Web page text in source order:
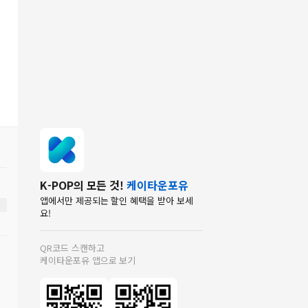
K-POP의 모든 것! 케이타운포유
앱에서만 제공되는 할인 혜택을 받아 보세
요!
QR코드 스캔하고
케이타운포유 앱으로 보기